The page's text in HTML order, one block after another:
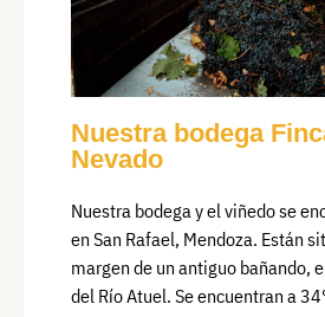
Nuestra bodega
Nevado
Nuestra bodega y el viñedo se
en San Rafael, Mendoza. Están
margen de un antiguo bañando,
del Río Atuel. Se encuentran a